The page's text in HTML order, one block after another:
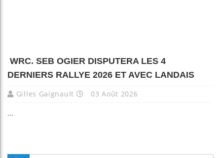
WRC. SEB OGIER DISPUTERA LES 4
DERNIERS RALLYE 2026 ET AVEC LANDAIS
Gilles Gaignault 03 Août 2026
...